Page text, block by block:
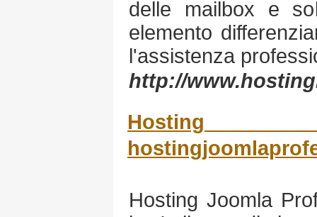
delle mailbox e
elemento
l'assistenza
http://
Hosting Joomla